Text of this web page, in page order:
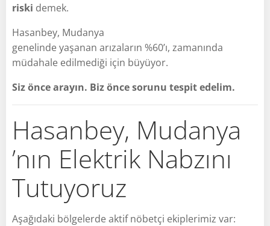
riski demek.
Hasanbey, Mudanya
genelinde yaşanan arızaların %60’ı, zamanında
müdahale edilmediği için büyüyor.
Siz önce arayın. Biz önce sorunu tespit edelim.
Hasanbey, Mudanya
’nın Elektrik Nabzını
Tutuyoruz
Aşağıdaki bölgelerde aktif nöbetçi ekiplerimiz var: